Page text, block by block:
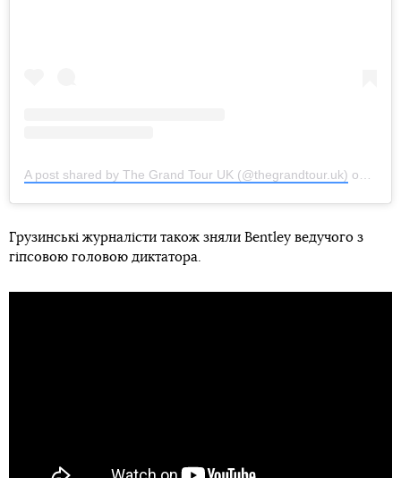
A post shared by The Grand Tour UK (@thegrandtour.uk) on
Грузинські журналісти також зняли Bentley ведучого з
гіпсовою головою диктатора.